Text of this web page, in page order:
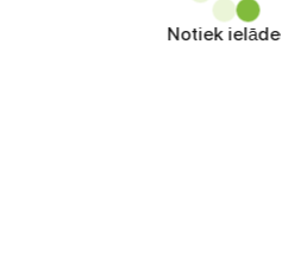
Notiek ielāde